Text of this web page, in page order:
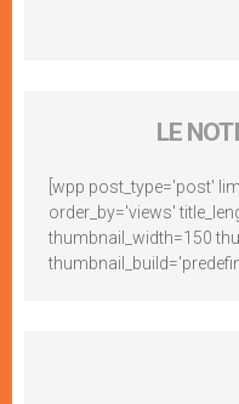
LE
[wpp post_type='post'
order_by='views'
thumbnail_width=150